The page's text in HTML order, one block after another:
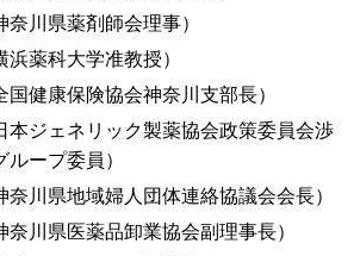
奈川県薬剤師会理事）
浜薬科大学准教授）
国健康保険協会神奈川支部長）
本ジェネリック製薬協会政策委員会渉
ループ委員）
奈川県地域婦人団体連絡協議会会長）
奈川県医薬品卸業協会副理事長）